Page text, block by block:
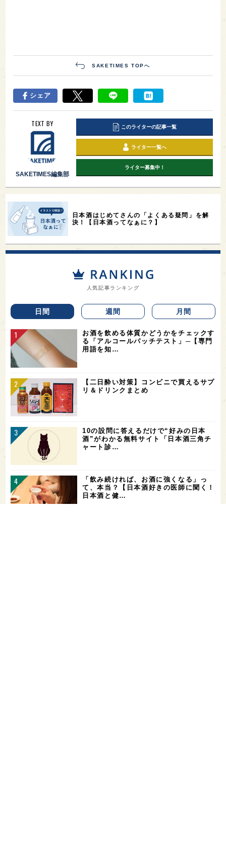
SAKETIMES TOPへ
シェア
TEXT BY
SAKETIMES編集部
このライターの記事一覧
ライター一覧へ
ライター募集中！
日本酒はじめてさんの「よくある疑問」を解
決！【日本酒ってなぁに？】
人気記事ランキング
日間 週間 月間
お酒を飲める体質かどうかをチェックす
る「アルコールパッチテスト」─【専門
用語を知…
【二日酔い対策】コンビニで買えるサプ
リ＆ドリンクまとめ
10の設問に答えるだけで“好みの日本
酒”がわかる無料サイト「日本酒三角チ
ャート診…
「飲み続ければ、お酒に強くなる」っ
て、本当？【日本酒好きの医師に聞く！
日本酒と健…